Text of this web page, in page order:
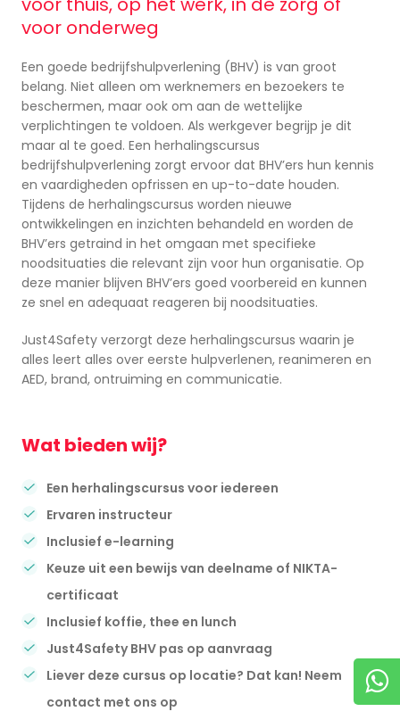
voor onderweg
Een goede bedrijfshulpverlening (BHV) is van groot
belang. Niet alleen om werknemers en bezoekers te
beschermen, maar ook om aan de wettelijke
verplichtingen te voldoen. Als werkgever begrijp je dit
maar al te goed. Een herhalingscursus
bedrijfshulpverlening zorgt ervoor dat BHV’ers hun kennis
en vaardigheden opfrissen en up-to-date houden.
Tijdens de herhalingscursus worden nieuwe
ontwikkelingen en inzichten behandeld en worden de
BHV’ers getraind in het omgaan met specifieke
noodsituaties die relevant zijn voor hun organisatie. Op
deze manier blijven BHV’ers goed voorbereid en kunnen
ze snel en adequaat reageren bij noodsituaties.
Just4Safety verzorgt deze herhalingscursus waarin je
alles leert alles over eerste hulpverlenen, reanimeren en
AED, brand, ontruiming en communicatie.
Wat bieden wij?
Een herhalingscursus voor iedereen
Ervaren instructeur
Inclusief e-learning
Keuze uit een bewijs van deelname of NIKTA-
certificaat
Inclusief koffie, thee en lunch
Just4Safety BHV pas op aanvraag
Liever deze cursus op locatie? Dat kan! Neem
contact met ons op